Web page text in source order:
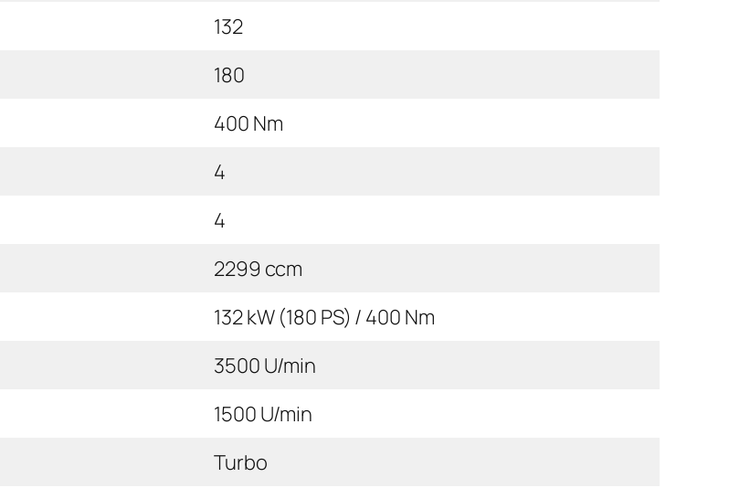
132
180
400 Nm
4
4
2299 ccm
132 kW (180 PS) / 400 Nm
3500 U/min
1500 U/min
Turbo